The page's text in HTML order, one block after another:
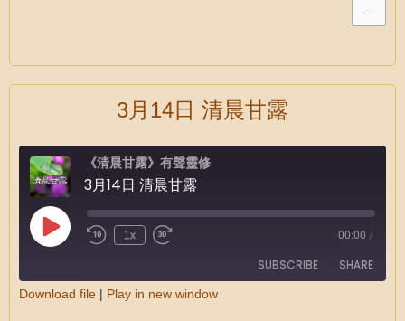
…
3月14日 清晨甘露
《清晨甘露》有聲靈修
3月14日 清晨甘露
1x 00:00 /
SUBSCRIBE SHARE
Download file | Play in new window